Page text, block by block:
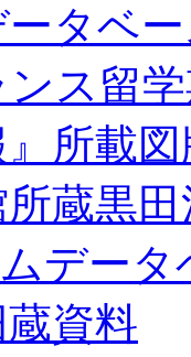
タベ
ス留
』所載
蔵黒
データ
資料